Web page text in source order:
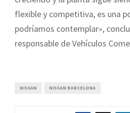
flexible y competitiva, es una
podríamos contemplar»,
responsable de Vehículos
NISSAN NISSAN BARCELONA